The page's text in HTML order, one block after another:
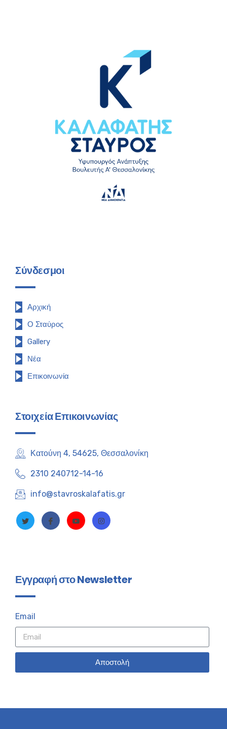
Σύνδεσμοι
Αρχική
Ο Σταύρος
Gallery
Νέα
Επικοινωνία
Στοιχεία Επικοινωνίας
Κατούνη 4, 54625, Θεσσαλονίκη
2310 240712-14-16
info@stavroskalafatis.gr
Εγγραφή στο Newsletter
Email
Αποστολή